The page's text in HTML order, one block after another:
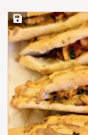
Save Recipe